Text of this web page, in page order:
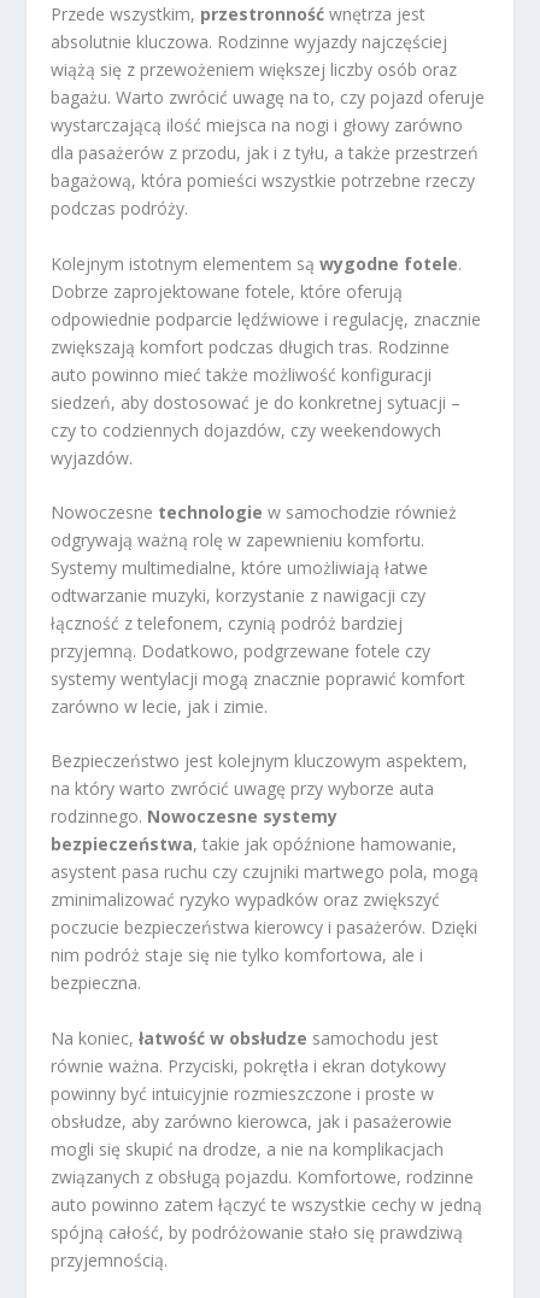
Przede wszystkim, przestronność wnętrza jest
absolutnie kluczowa. Rodzinne wyjazdy najczęściej
wiążą się z przewożeniem większej liczby osób oraz
bagażu. Warto zwrócić uwagę na to, czy pojazd oferuje
wystarczającą ilość miejsca na nogi i głowy zarówno
dla pasażerów z przodu, jak i z tyłu, a także przestrzeń
bagażową, która pomieści wszystkie potrzebne rzeczy
podczas podróży.
Kolejnym istotnym elementem sąwygodne fotele.
Dobrze zaprojektowane fotele, które oferują
odpowiednie podparcie lędźwiowe i regulację, znacznie
zwiększają komfort podczas długich tras. Rodzinne
auto powinno mieć także możliwość konfiguracji
siedzeń, aby dostosować je do konkretnej sytuacji –
czy to codziennych dojazdów, czy weekendowych
wyjazdów.
Nowoczesne technologie w samochodzie również
odgrywają ważną rolę w zapewnieniu komfortu.
Systemy multimedialne, które umożliwiają łatwe
odtwarzanie muzyki, korzystanie z nawigacji czy
łączność z telefonem, czynią podróż bardziej
przyjemną. Dodatkowo, podgrzewane fotele czy
systemy wentylacji mogą znacznie poprawić komfort
zarówno w lecie, jak i zimie.
Bezpieczeństwo jest kolejnym kluczowym aspektem,
na który warto zwrócić uwagę przy wyborze auta
rodzinnego. Nowoczesne systemy
bezpieczeństwa, takie jak opóźnione hamowanie,
asystent pasa ruchu czy czujniki martwego pola, mogą
zminimalizować ryzyko wypadków oraz zwiększyć
poczucie bezpieczeństwa kierowcy i pasażerów. Dzięki
nim podróż staje się nie tylko komfortowa, ale i
bezpieczna.
Na koniec,łatwość w obsłudze samochodu jest
równie ważna. Przyciski, pokrętła i ekran dotykowy
powinny być intuicyjnie rozmieszczone i proste w
obsłudze, aby zarówno kierowca, jak i pasażerowie
mogli się skupić na drodze, a nie na komplikacjach
związanych z obsługą pojazdu. Komfortowe, rodzinne
auto powinno zatem łączyć te wszystkie cechy w jedną
spójną całość, by podróżowanie stało się prawdziwą
przyjemnością.